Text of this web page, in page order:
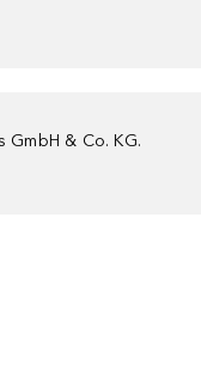
GmbH & Co. KG.